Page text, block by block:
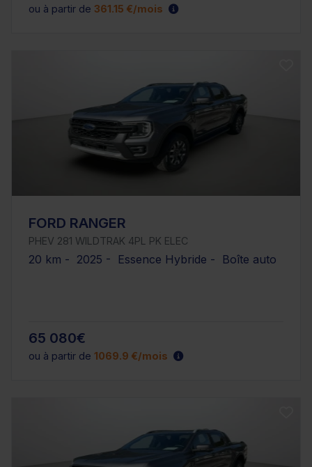
ou à partir de 361.15 €/mois
FORD RANGER
PHEV 281 WILDTRAK 4PL PK ELEC
20 km - 2025 - Essence Hybride - Boîte auto
65 080€
ou à partir de 1069.9 €/mois